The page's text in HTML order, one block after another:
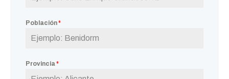
Población*
Provincia*